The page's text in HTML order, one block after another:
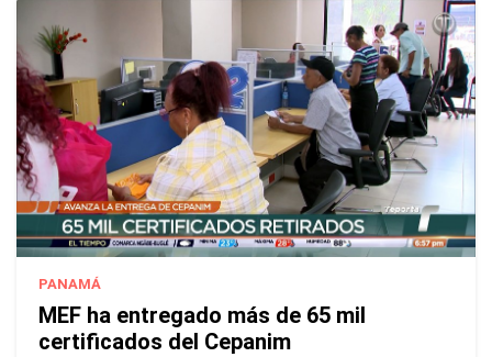
PANAMÁ
MEF ha entregado más de 65 mil
certificados del Cepanim